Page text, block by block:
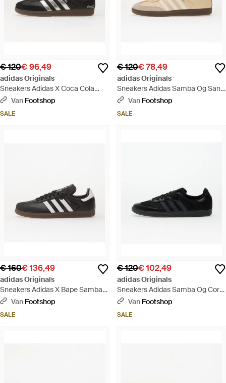
€ 120€ 96,49
adidas Originals
Sneakers Adidas X Coca Cola
Samba Og Core/ Gum5 Eur -
Van Footshop
SALE
€ 120€ 78,49
adidas Originals
Sneakers Adidas Samba Og Sand
Strata/ Core/ Gum5 Eur - Wit
Van Footshop
SALE
€ 160€ 136,49
adidas Originals
Sneakers Adidas X Bape Samba
Core/ Ftw/ Gum5 Eur - Zwart
Van Footshop
SALE
€ 120€ 102,49
adidas Originals
Sneakers Adidas Samba Og Core/
Carbon/ Metallic Eur - Zwart
Van Footshop
SALE